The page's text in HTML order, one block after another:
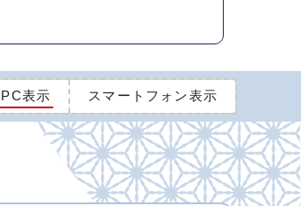
PC表示 スマートフォン表示